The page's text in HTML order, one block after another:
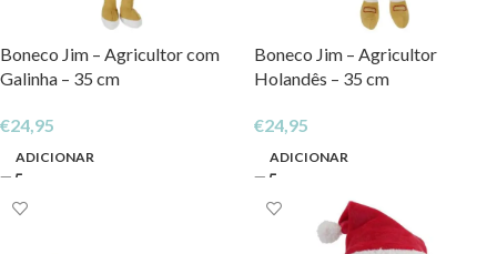
Boneco Jim – Agricultor com
Galinha – 35 cm
€24,95
ADICIONAR
Boneco Jim – Agricultor
Holandês – 35 cm
€24,95
ADICIONAR